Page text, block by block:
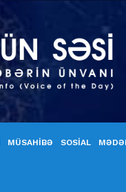
MÜSAHİBƏ SOSİAL